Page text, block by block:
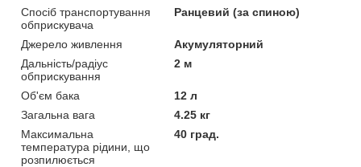
Спосіб транспортування
обприскувача
Ранцевий (за спиною)
Джерело живлення
Акумуляторний
Дальність/радіус
обприскування
2 м
Об'єм бака
12 л
Загальна вага
4.25 кг
Максимальна
температура рідини, що
розпилюється
40 град.